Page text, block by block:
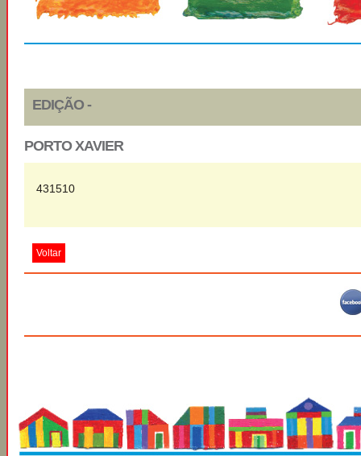
EDIÇÃO -
PORTO XAVIER
431510
Voltar